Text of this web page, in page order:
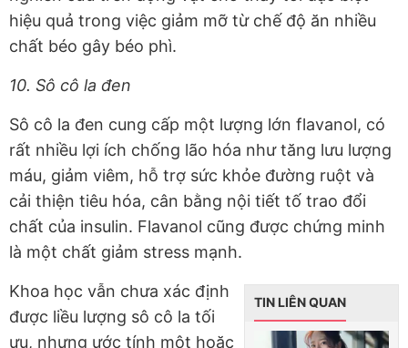
hiệu quả trong việc giảm mỡ từ chế độ ăn nhiều
chất béo gây béo phì.
10. Sô cô la đen
Sô cô la đen cung cấp một lượng lớn flavanol, có
rất nhiều lợi ích chống lão hóa như tăng lưu lượng
máu, giảm viêm, hỗ trợ sức khỏe đường ruột và
cải thiện tiêu hóa, cân bằng nội tiết tố trao đổi
chất của insulin. Flavanol cũng được chứng minh
là một chất giảm stress mạnh.
TIN LIÊN QUAN
Khoa học vẫn chưa xác định
được liều lượng sô cô la tối
ưu, nhưng ước tính một hoặc